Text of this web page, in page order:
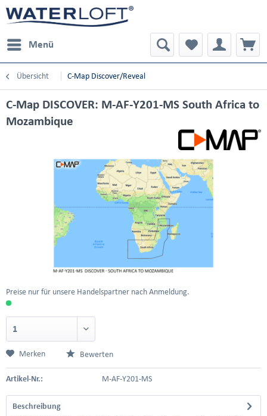
Menü
Übersicht C-Map Discover/Reveal
C-Map DISCOVER: M-AF-Y201-MS South Africa to
Mozambique
Preise nur für unsere Handelspartner nach Anmeldung.
Merken Bewerten
Artikel-Nr.: M-AF-Y201-MS
Beschreibung